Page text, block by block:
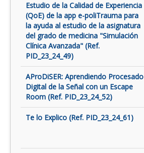
Estudio de la Calidad de Experiencia
(QoE) de la app e-poliTrauma para
la ayuda al estudio de la asignatura
del grado de medicina "Simulación
Clínica Avanzada" (Ref.
PID_23_24_49)
AProDiSER: Aprendiendo Procesado
Digital de la Señal con un Escape
Room (Ref. PID_23_24_52)
Te lo Explico (Ref. PID_23_24_61)